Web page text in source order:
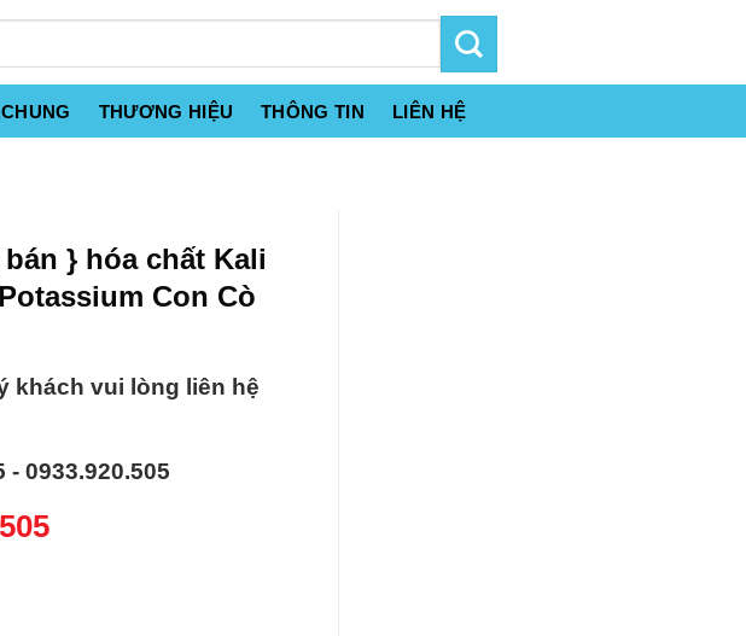
THƯƠNG HIỆU THÔNG TIN LIÊN HỆ
} hóa chất Kali
Con Cò
khách vui lòng liên hệ
- 0933.920.505